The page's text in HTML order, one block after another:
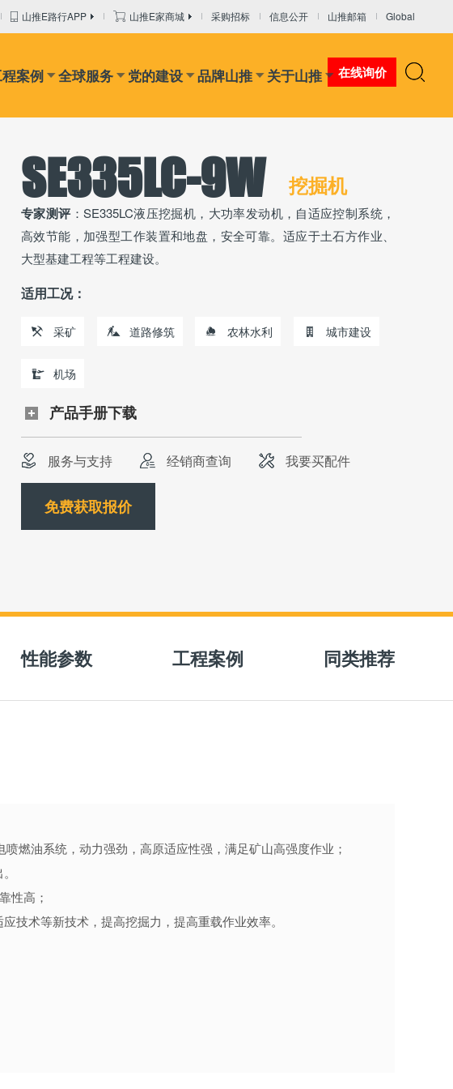
山推E路行APP 山推E家商城 采购招标 信息公开 山推邮箱 Global
在线询价
案例 全球服务 党的建设 品牌山推 关于山推
SE335LC-9W 挖掘机
专家测评 ：SE335LC液压挖掘机，大功率发动机，自适应控制系统，
高效节能，加强型工作装置和地盘，安全可靠。适应于土石方作业、
大型基建工程等工程建设。
适用工况：
采矿 道路修筑 农林水利 城市建设
机场
产品手册下载
服务与支持 经销商查询 我要买配件
免费获取报价
性能参数 工程案例 同类推荐
燃油系统，动力强劲，高原适应性强，满足矿山高强度作业；
性高；
技术等新技术，提高挖掘力，提高重载作业效率。